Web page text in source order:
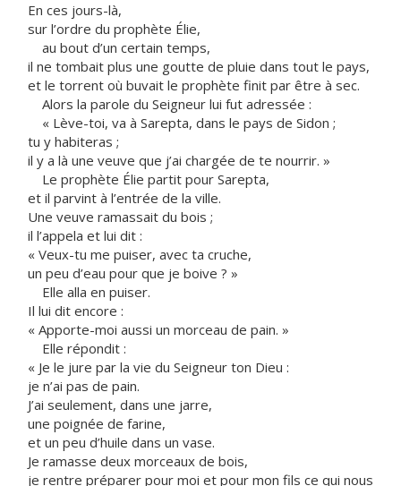
En ces jours-là,
sur l’ordre du prophète Élie,
au bout d’un certain temps,
il ne tombait plus une goutte de pluie dans tout le pays,
et le torrent où buvait le prophète finit par être à sec.
Alors la parole du Seigneur lui fut adressée :
« Lève-toi, va à Sarepta, dans le pays de Sidon ;
tu y habiteras ;
il y a là une veuve que j’ai chargée de te nourrir. »
Le prophète Élie partit pour Sarepta,
et il parvint à l’entrée de la ville.
Une veuve ramassait du bois ;
il l’appela et lui dit :
« Veux-tu me puiser, avec ta cruche,
un peu d’eau pour que je boive ? »
Elle alla en puiser.
Il lui dit encore :
« Apporte-moi aussi un morceau de pain. »
Elle répondit :
« Je le jure par la vie du Seigneur ton Dieu :
je n’ai pas de pain.
J’ai seulement, dans une jarre,
une poignée de farine,
et un peu d’huile dans un vase.
Je ramasse deux morceaux de bois,
je rentre préparer pour moi et pour mon fils ce qui nous